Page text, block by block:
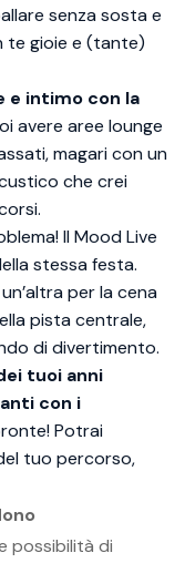
senza sosta e
te gioie e (tante)
e intimo con la
avere aree lounge
magari con un
che crei
Il Mood Live
stessa festa.
per la cena
pista centrale,
di divertimento.
tuoi anni
con i
Potrai
tuo percorso,
possibilità di